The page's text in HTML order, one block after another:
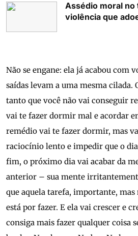
Assédio moral no
violência que
Não se engane: ela já acabou com
saídas levam a uma mesma cilada.
tanto que você não vai conseguir
vai te fazer dormir mal e acordar
remédio vai te fazer dormir, mas
raciocínio lento e impedir que o
fim, o próximo dia vai acabar da
anterior – sua mente
que aquela tarefa, importante, mas
está por fazer. E ela vai crescer e
consiga mais fazer qualquer coisa